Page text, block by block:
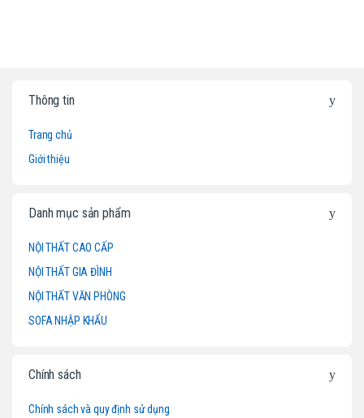
Thông tin
Trang chủ
Giới thiệu
Danh mục sản phẩm
NỘI THẤT CAO CẤP
NỘI THẤT GIA ĐÌNH
NỘI THẤT VĂN PHÒNG
SOFA NHẬP KHẨU
Chính sách
Chính sách và quy định sử dụng